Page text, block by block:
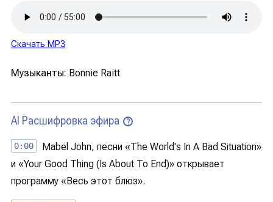
Скачать MP3
Музыканты: Bonnie Raitt
AI Расшифровка эфира ?
0:00
Mabel John, песни «The World's In A Bad Situation»
и «Your Good Thing (Is About To End)» открывает
программу «Весь этот блюз».